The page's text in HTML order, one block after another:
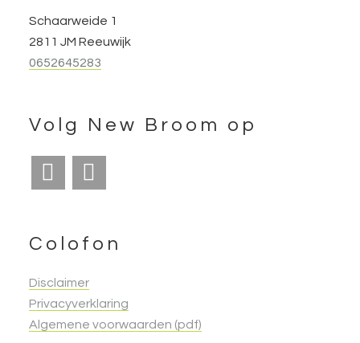
Schaarweide 1
2811 JM Reeuwijk
0652645283
Volg New Broom op
Colofon
Disclaimer
Privacyverklaring
Algemene voorwaarden (pdf)